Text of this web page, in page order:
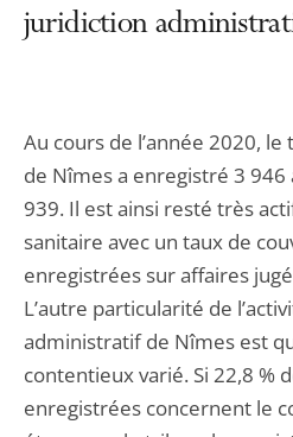
juridiction
Au cours de l’année 2020,
de Nîmes a enregistré 3 946
939. Il est ainsi resté très
sanitaire avec un taux de
enregistrées sur affaires
L’autre particularité de
administratif de Nîmes est
contentieux varié. Si 22,8 %
enregistrées concernent le